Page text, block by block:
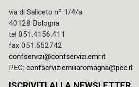
via di Saliceto nº 1/4/a
40128 Bologna
tel 051.4156.411
fax 051.552742
confservizi@confservizi.emr.it
PEC: confserviziemiliaromagna@pec.it